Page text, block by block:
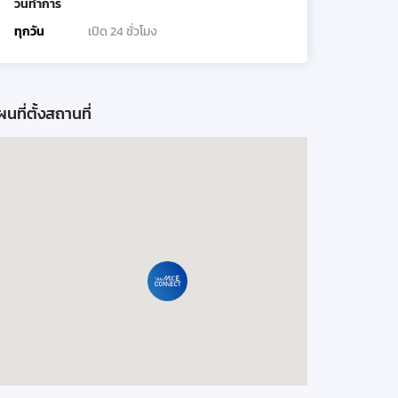
วันทำการ
ทุกวัน
เปิด 24 ชั่วโมง
นที่ตั้งสถานที่